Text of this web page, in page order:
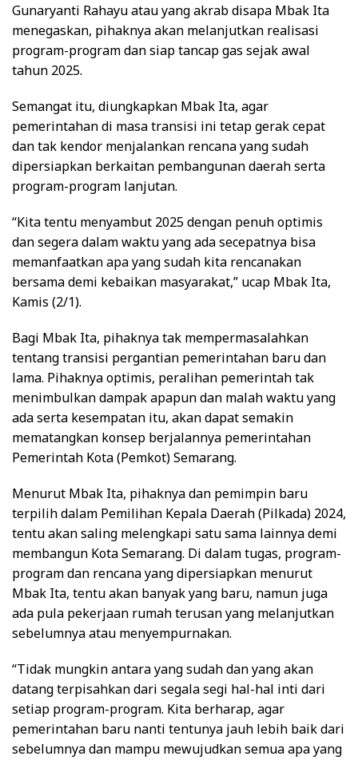
Gunaryanti Rahayu atau yang akrab disapa Mbak Ita
menegaskan, pihaknya akan melanjutkan realisasi
program-program dan siap tancap gas sejak awal
tahun 2025.
Semangat itu, diungkapkan Mbak Ita, agar
pemerintahan di masa transisi ini tetap gerak cepat
dan tak kendor menjalankan rencana yang sudah
dipersiapkan berkaitan pembangunan daerah serta
program-program lanjutan.
“Kita tentu menyambut 2025 dengan penuh optimis
dan segera dalam waktu yang ada secepatnya bisa
memanfaatkan apa yang sudah kita rencanakan
bersama demi kebaikan masyarakat,” ucap Mbak Ita,
Kamis (2/1).
Bagi Mbak Ita, pihaknya tak mempermasalahkan
tentang transisi pergantian pemerintahan baru dan
lama. Pihaknya optimis, peralihan pemerintah tak
menimbulkan dampak apapun dan malah waktu yang
ada serta kesempatan itu, akan dapat semakin
mematangkan konsep berjalannya pemerintahan
Pemerintah Kota (Pemkot) Semarang.
Menurut Mbak Ita, pihaknya dan pemimpin baru
terpilih dalam Pemilihan Kepala Daerah (Pilkada) 2024,
tentu akan saling melengkapi satu sama lainnya demi
membangun Kota Semarang. Di dalam tugas, program-
program dan rencana yang dipersiapkan menurut
Mbak Ita, tentu akan banyak yang baru, namun juga
ada pula pekerjaan rumah terusan yang melanjutkan
sebelumnya atau menyempurnakan.
“Tidak mungkin antara yang sudah dan yang akan
datang terpisahkan dari segala segi hal-hal inti dari
setiap program-program. Kita berharap, agar
pemerintahan baru nanti tentunya jauh lebih baik dari
sebelumnya dan mampu mewujudkan semua apa yang